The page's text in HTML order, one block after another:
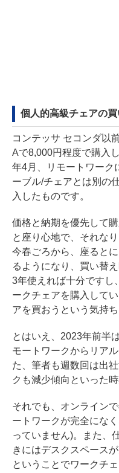
個人的高級チェアの買
コンテッサ セコンダ以
Aで8,000円程度で購入
年4月、リモートワーク
ーブル/チェアとは別の
入したものです。
価格と納期を優先して
と座り心地で、それな
今春ごろから、座ると
るようになり、買い替
3年使えれば十分ですし
ークチェアを購入して
アを買おうという気持
とはいえ、2023年前半
モートワークからリア
た、筆者も週数回は出
クも減少傾向といった時
それでも、オンライン
ートワークが完全にな
っていません)。また、
きにはデスクスペース
ということでワークチ